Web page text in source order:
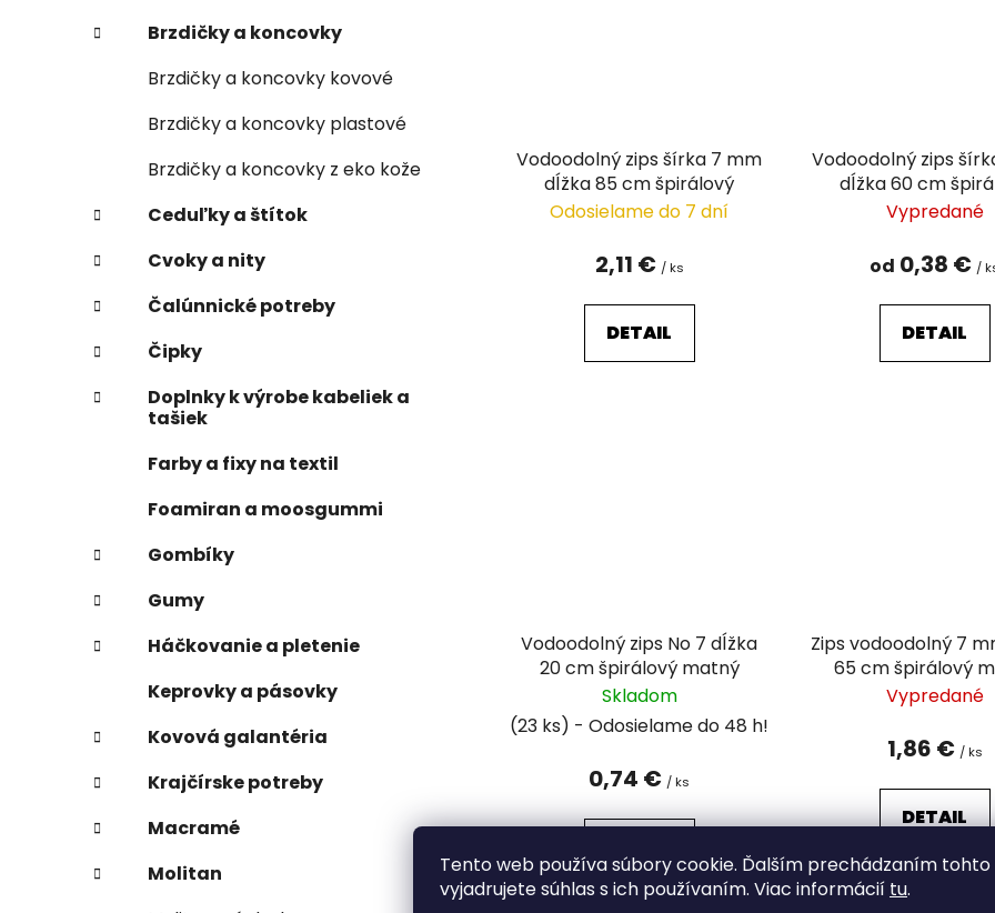
Tento web používa súbory cookie. Ďalším prechádzaním tohto
vyjadrujete súhlas s ich používaním. Viac informácií tu.
Brzdičky a koncovky
Brzdičky a koncovky kovové
Brzdičky a koncovky plastové
Brzdičky a koncovky z eko kože
Ceduľky a štítok
Cvoky a nity
Čalúnnické potreby
Čipky
Doplnky k výrobe kabeliek a
tašiek
Farby a fixy na textil
Foamiran a moosgummi
Gombíky
Gumy
Háčkovanie a pletenie
Keprovky a pásovky
Kovová galantéria
Krajčírske potreby
Macramé
Molitan
Vodoodolný zips šírka 7 mm
dĺžka 85 cm špirálový
Odosielame do 7 dní
2,11 € / ks
DETAIL
Vodoodolný zips
dĺžka 60 cm
Vypredané
od 0,38 € /
DETAIL
Vodoodolný zips No 7 dĺžka
20 cm špirálový matný
Skladom
(23 ks)
0,74 € / ks
Zips vodoodolný 7
65 cm špirálový
Vypredané
1,86 € / ks
DETAIL